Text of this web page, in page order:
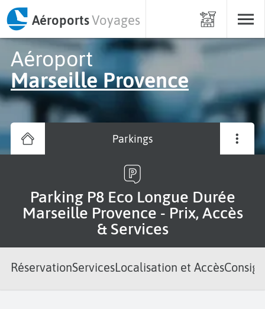
AéroportsVoyages
Aéroport
Marseille Provence
Parkings
Parking P8 Eco Longue Durée
Marseille Provence - Prix, Accès
& Services
RéservationServicesLocalisation et Accès